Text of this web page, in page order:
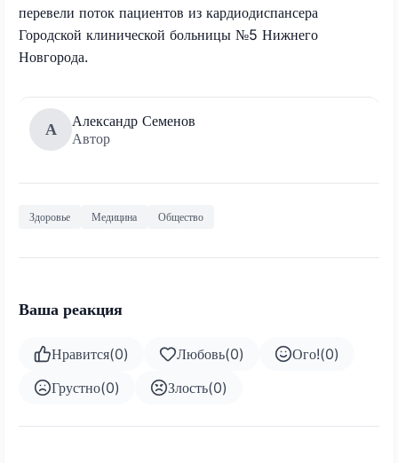
перевели поток пациентов из кардиодиспансера
Городской клинической больницы №5 Нижнего
Новгорода.
А
Александр Семенов
Автор
Здоровье Медицина Общество
Ваша реакция
Нравится(0) Любовь(0) Ого!(0)
Грустно(0) Злость(0)